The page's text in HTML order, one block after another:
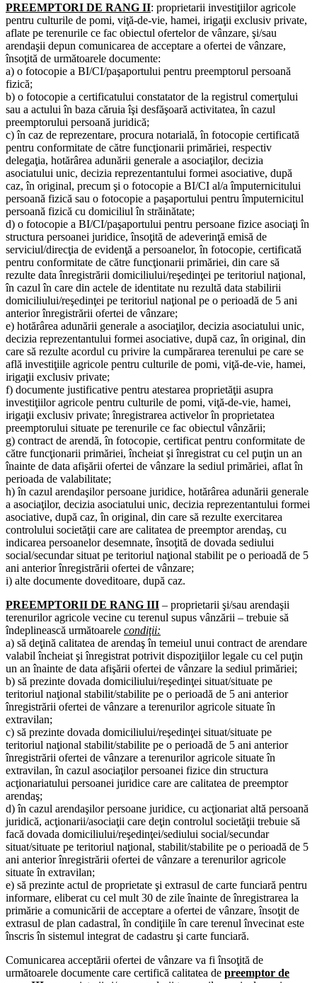
PREEMPTORI DE RANG II: proprietarii investiţiilor agricole
pentru culturile de pomi, viţă-de-vie, hamei, irigaţii exclusiv private,
aflate pe terenurile ce fac obiectul ofertelor de vânzare, şi/sau
arendaşii depun comunicarea de acceptare a ofertei de vânzare,
însoţită de următoarele documente:
a) o fotocopie a BI/CI/paşaportului pentru preemptorul persoană
fizică;
b) o fotocopie a certificatului constatator de la registrul comerţului
sau a actului în baza căruia îşi desfăşoară activitatea, în cazul
preemptorului persoană juridică;
c) în caz de reprezentare, procura notarială, în fotocopie certificată
pentru conformitate de către funcţionarii primăriei, respectiv
delegaţia, hotărârea adunării generale a asociaţilor, decizia
asociatului unic, decizia reprezentantului formei asociative, după
caz, în original, precum şi o fotocopie a BI/CI al/a împuternicitului
persoană fizică sau o fotocopie a paşaportului pentru împuternicitul
persoană fizică cu domiciliul în străinătate;
d) o fotocopie a BI/CI/paşaportului pentru persoane fizice asociaţi în
structura persoanei juridice, însoţită de adeverinţă emisă de
serviciul/direcţia de evidenţă a persoanelor, în fotocopie, certificată
pentru conformitate de către funcţionarii primăriei, din care să
rezulte data înregistrării domiciliului/reşedinţei pe teritoriul naţional,
în cazul în care din actele de identitate nu rezultă data stabilirii
domiciliului/reşedinţei pe teritoriul naţional pe o perioadă de 5 ani
anterior înregistrării ofertei de vânzare;
e) hotărârea adunării generale a asociaţilor, decizia asociatului unic,
decizia reprezentantului formei asociative, după caz, în original, din
care să rezulte acordul cu privire la cumpărarea terenului pe care se
află investiţiile agricole pentru culturile de pomi, viţă-de-vie, hamei,
irigaţii exclusiv private;
f) documente justificative pentru atestarea proprietăţii asupra
investiţiilor agricole pentru culturile de pomi, viţă-de-vie, hamei,
irigaţii exclusiv private; înregistrarea activelor în proprietatea
preemptorului situate pe terenurile ce fac obiectul vânzării;
g) contract de arendă, în fotocopie, certificat pentru conformitate de
către funcţionarii primăriei, încheiat şi înregistrat cu cel puţin un an
înainte de data afişării ofertei de vânzare la sediul primăriei, aflat în
perioada de valabilitate;
h) în cazul arendaşilor persoane juridice, hotărârea adunării generale
a asociaţilor, decizia asociatului unic, decizia reprezentantului formei
asociative, după caz, în original, din care să rezulte exercitarea
controlului societăţii care are calitatea de preemptor arendaş, cu
indicarea persoanelor desemnate, însoţită de dovada sediului
social/secundar situat pe teritoriul naţional stabilit pe o perioadă de 5
ani anterior înregistrării ofertei de vânzare;
i) alte documente doveditoare, după caz.
PREEMPTORII DE RANG III – proprietarii şi/sau arendaşii
terenurilor agricole vecine cu terenul supus vânzării – trebuie să
îndeplinească următoarele condiţii:
a) să deţină calitatea de arendaş în temeiul unui contract de arendare
valabil încheiat şi înregistrat potrivit dispoziţiilor legale cu cel puţin
un an înainte de data afişării ofertei de vânzare la sediul primăriei;
b) să prezinte dovada domiciliului/reşedinţei situat/situate pe
teritoriul naţional stabilit/stabilite pe o perioadă de 5 ani anterior
înregistrării ofertei de vânzare a terenurilor agricole situate în
extravilan;
c) să prezinte dovada domiciliului/reşedinţei situat/situate pe
teritoriul naţional stabilit/stabilite pe o perioadă de 5 ani anterior
înregistrării ofertei de vânzare a terenurilor agricole situate în
extravilan, în cazul asociaţilor persoanei fizice din structura
acţionariatului persoanei juridice care are calitatea de preemptor
arendaş;
d) în cazul arendaşilor persoane juridice, cu acţionariat altă persoană
juridică, acţionarii/asociaţii care deţin controlul societăţii trebuie să
facă dovada domiciliului/reşedinţei/sediului social/secundar
situat/situate pe teritoriul naţional, stabilit/stabilite pe o perioadă de 5
ani anterior înregistrării ofertei de vânzare a terenurilor agricole
situate în extravilan;
e) să prezinte actul de proprietate şi extrasul de carte funciară pentru
informare, eliberat cu cel mult 30 de zile înainte de înregistrarea la
primărie a comunicării de acceptare a ofertei de vânzare, însoţit de
extrasul de plan cadastral, în condiţiile în care terenul învecinat este
înscris în sistemul integrat de cadastru şi carte funciară.
Comunicarea acceptării ofertei de vânzare va fi însoţită de
următoarele documente care certifică calitatea de preemptor de